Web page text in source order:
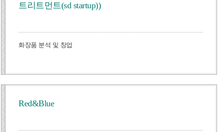
트리트먼트(sd startup))
화장품 분석 및 창업
Red&Blue